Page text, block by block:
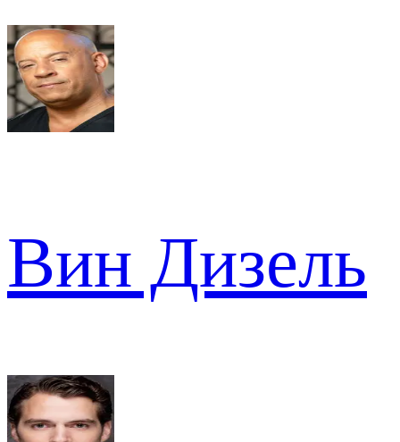
Вин Дизель